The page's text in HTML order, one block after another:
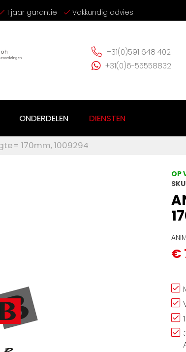
1 jaar garantie Vakkundig advies
+31(0)591 648 402
+31(0)6-55558832
ONDERDELEN DIENSTEN
170mm, 1009294
OP
SKU
€